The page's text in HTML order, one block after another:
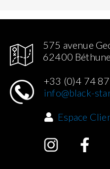
575 avenue
62400 Béthune
+33 (0)4 74
info@black-
Espace